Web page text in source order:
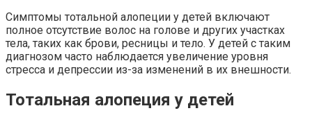
Симптомы тотальной алопеции у детей включают
полное отсутствие волос на голове и других участках
тела, таких как брови, ресницы и тело. У детей с таким
диагнозом часто наблюдается увеличение уровня
стресса и депрессии из-за изменений в их внешности.
Тотальная алопеция у детей